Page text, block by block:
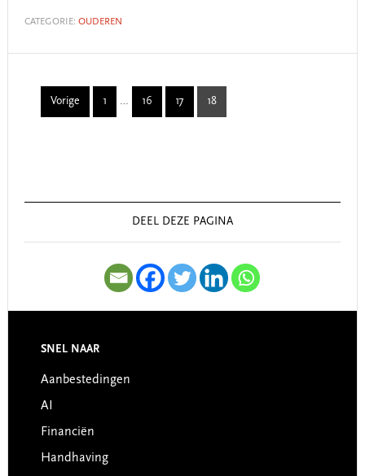
CATEGORIE: OUDEREN
Vorige Page
1
Interim
pages
… Page
16 17 Page
18
Sidebar
DEEL DEZE PAGINA
Footer
SNEL NAAR
Aanbestedingen
AI
Financiën
Handhaving